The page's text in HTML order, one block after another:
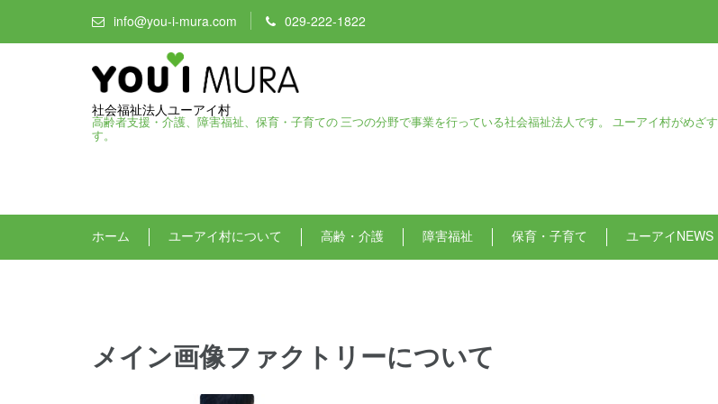
info@you-i-mura.com 029-222-1822
社会福祉法人ユーアイ村
高齢者支援・介護、障害福祉、保育・子育ての 三つの分野で事業を行っている社会福祉法人です。 ユーアイ村がめざ
す。
ホーム ユーアイ村について 高齢・介護 障害福祉 保育・子育て ユーアイNEWS
メイン画像ファクトリーについて